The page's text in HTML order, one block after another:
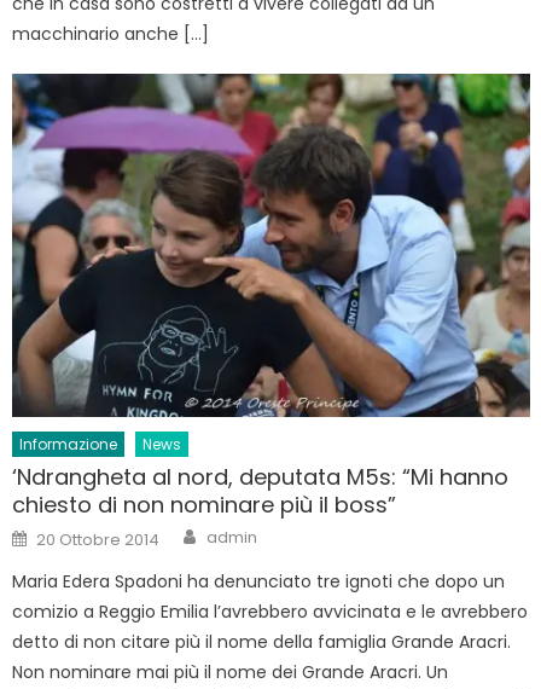
macchinario anche […]
Informazione News
‘Ndrangheta al nord, deputata M5s: “Mi hanno
chiesto di non nominare più il boss”
Posted
on
20 Ottobre 2014 Author
admin
Maria Edera Spadoni ha denunciato tre ignoti che dopo un
comizio a Reggio Emilia l’avrebbero avvicinata e le avrebbero
detto di non citare più il nome della famiglia Grande Aracri.
Non nominare mai più il nome dei Grande Aracri. Un